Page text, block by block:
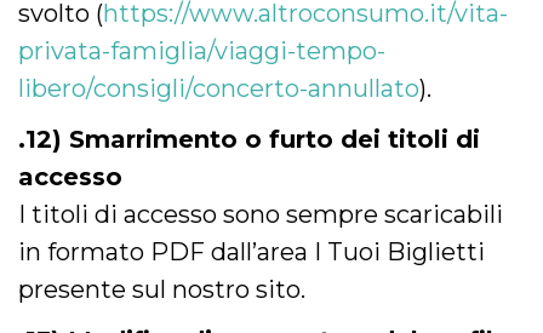
svolto (https://www.altroconsumo.it/vita-
privata-famiglia/viaggi-tempo-
libero/consigli/concerto-annullato).
.12) Smarrimento o furto dei titoli di
accesso
I titoli di accesso sono sempre scaricabili
in formato PDF dall’area I Tuoi Biglietti
presente sul nostro sito.